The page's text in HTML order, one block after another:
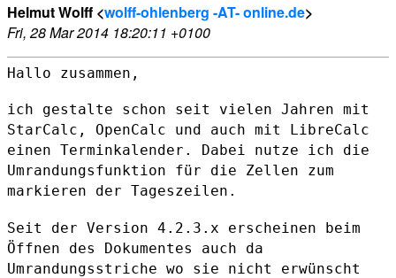
Helmut Wolff <wolff-ohlenberg -AT- online.de>
Fri, 28 Mar 2014 18:20:11 +0100
Hallo zusammen,
ich gestalte schon seit vielen Jahren mit
StarCalc, OpenCalc und auch mit LibreCalc
einen Terminkalender. Dabei nutze ich die
Umrandungsfunktion für die Zellen zum
markieren der Tageszeilen.
Seit der Version 4.2.3.x erscheinen beim
Öffnen des Dokumentes auch da
Umrandungsstriche wo sie nicht erwünscht